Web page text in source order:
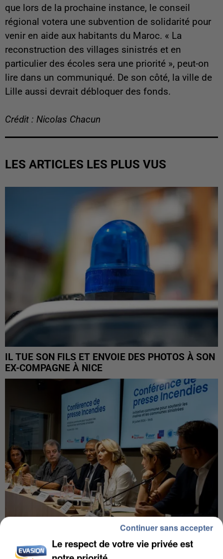
que lors de la prochaine instance, le conseil
régional votera une subvention de solidarité pour
venir en aide aux habitants du Maroc. « La
reconstruction des villages sinistrés et en
particulier des écoles sera une priorité », peut-on
lire dans un communiqué. De son côté, la ville de
Lille aussi devrait débloquer des fonds.
Crédit : Nicolas Chacun
LES ARTICLES LES PLUS VUS
IL TUE SON FILS ET ENVOIE DES PHOTOS À SON
EX-COMPAGNE À NICE
INCENDIES : L’ÎLE-DE-FRANCE LANCE UN ÉLAN
Le respect de votre vie privée est
Continuer sans accepter